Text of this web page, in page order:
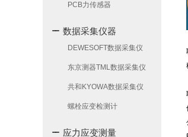
PCB力传感器
数据采集仪器
DEWESOFT数据采集仪
东京测器TML数据采集仪
共和KYOWA数据采集仪
螺栓应变检测计
应力应变测量